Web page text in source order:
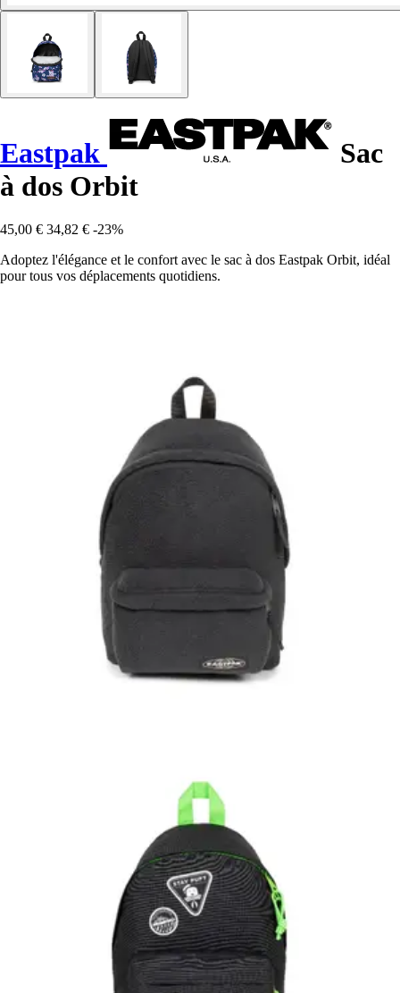
Eastpak
Sac
à dos Orbit
45,00 € 34,82 € -23%
Adoptez l'élégance et le confort avec le sac à dos Eastpak Orbit, idéal
pour tous vos déplacements quotidiens.